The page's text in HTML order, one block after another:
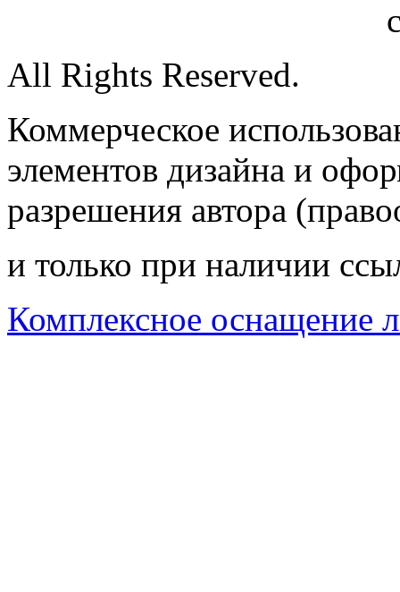
All Rights Reserved.
Коммерческое
элементов дизайна и
разрешения автора
и только при наличии
Комплексное оснащение